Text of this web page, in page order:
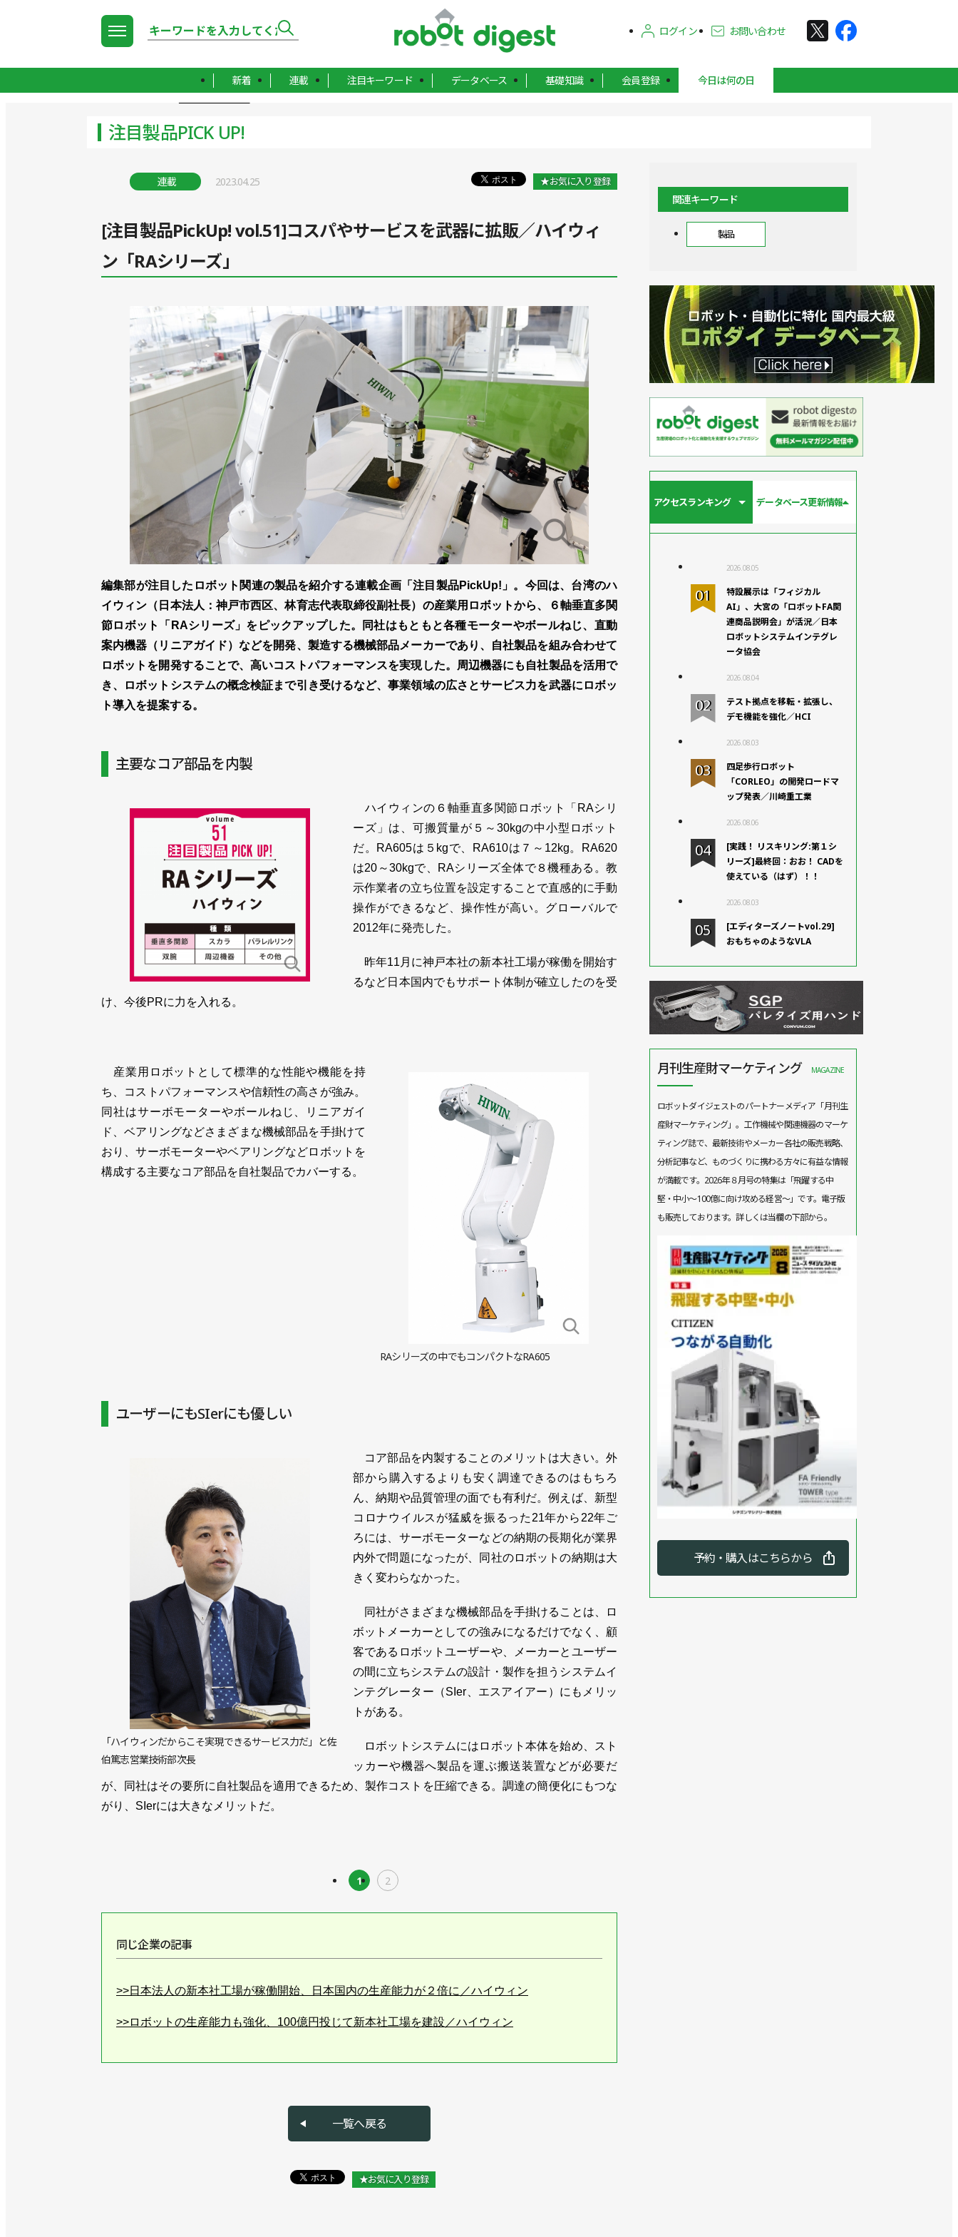
ログイン お問い合わせ
新着 連載 注目キーワード データベース 基礎知識 会員登録 今日は何の日
注目製品PICK UP!
連載 2023.04.25 ★お気に入り登録
[注目製品PickUp! vol.51]コスパやサービスを武器に拡販／ハイウィ
ン「RAシリーズ」
編集部が注目したロボット関連の製品を紹介する連載企画「注目製品PickUp!」。今回は、台湾のハ
イウィン（日本法人：神戸市西区、林育志代表取締役副社長）の産業用ロボットから、６軸垂直多関
節ロボット「RAシリーズ」をピックアップした。同社はもともと各種モーターやボールねじ、直動
案内機器（リニアガイド）などを開発、製造する機械部品メーカーであり、自社製品を組み合わせて
ロボットを開発することで、高いコストパフォーマンスを実現した。周辺機器にも自社製品を活用で
き、ロボットシステムの概念検証まで引き受けるなど、事業領域の広さとサービス力を武器にロボッ
ト導入を提案する。
主要なコア部品を内製
ハイウィンの６軸垂直多関節ロボット「RAシリ
ーズ」は、可搬質量が５～30kgの中小型ロボット
だ。RA605は５kgで、RA610は７～12kg。RA620
は20～30kgで、RAシリーズ全体で８機種ある。教
示作業者の立ち位置を設定することで直感的に手動
操作ができるなど、操作性が高い。グローバルで
2012年に発売した。
昨年11月に神戸本社の新本社工場が稼働を開始す
るなど日本国内でもサポート体制が確立したのを受
け、今後PRに力を入れる。
RAシリーズの中でもコンパクトなRA605
産業用ロボットとして標準的な性能や機能を持
ち、コストパフォーマンスや信頼性の高さが強み。
同社はサーボモーターやボールねじ、リニアガイ
ド、ベアリングなどさまざまな機械部品を手掛けて
おり、サーボモーターやベアリングなどロボットを
構成する主要なコア部品を自社製品でカバーする。
ユーザーにもSIerにも優しい
「ハイウィンだからこそ実現できるサービス力だ」と佐
伯篤志営業技術部次長
コア部品を内製することのメリットは大きい。外
部から購入するよりも安く調達できるのはもちろ
ん、納期や品質管理の面でも有利だ。例えば、新型
コロナウイルスが猛威を振るった21年から22年ご
ろには、サーボモーターなどの納期の長期化が業界
内外で問題になったが、同社のロボットの納期は大
きく変わらなかった。
同社がさまざまな機械部品を手掛けることは、ロ
ボットメーカーとしての強みになるだけでなく、顧
客であるロボットユーザーや、メーカーとユーザー
の間に立ちシステムの設計・製作を担うシステムイ
ンテグレーター（SIer、エスアイアー）にもメリッ
トがある。
ロボットシステムにはロボット本体を始め、スト
ッカーや機器へ製品を運ぶ搬送装置などが必要だ
が、同社はその要所に自社製品を適用できるため、製作コストを圧縮できる。調達の簡便化にもつな
がり、SIerには大きなメリットだ。
1 2
同じ企業の記事
>>日本法人の新本社工場が稼働開始、日本国内の生産能力が２倍に／ハイウィン
>>ロボットの生産能力も強化、100億円投じて新本社工場を建設／ハイウィン
一覧へ戻る
★お気に入り登録
関連キーワード
製品
アクセスランキング データベース更新情報
2026.08.05
特設展示は「フィジカル
AI」、大宮の「ロボットFA関
連商品説明会」が活況／日本
ロボットシステムインテグレ
ータ協会
2026.08.04
テスト拠点を移転・拡張し、
デモ機能を強化／HCI
2026.08.03
四足歩行ロボット
「CORLEO」の開発ロードマ
ップ発表／川崎重工業
2026.08.06
[実践！ リスキリング:第１シ
リーズ]最終回：おお！ CADを
使えている（はず）！！
2026.08.03
[エディターズノートvol.29]
おもちゃのようなVLA
月刊生産財マーケティング MAGAZINE
ロボットダイジェストのパートナーメディア「月刊生
産財マーケティング」。工作機械や関連機器のマーケ
ティング誌で、最新技術やメーカー各社の販売戦略、
分析記事など、ものづくりに携わる方々に有益な情報
が満載です。2026年８月号の特集は「飛躍する中
堅・中小～100億に向け攻める経営～」です。電子版
も販売しております。詳しくは当欄の下部から。
予約・購入はこちらから